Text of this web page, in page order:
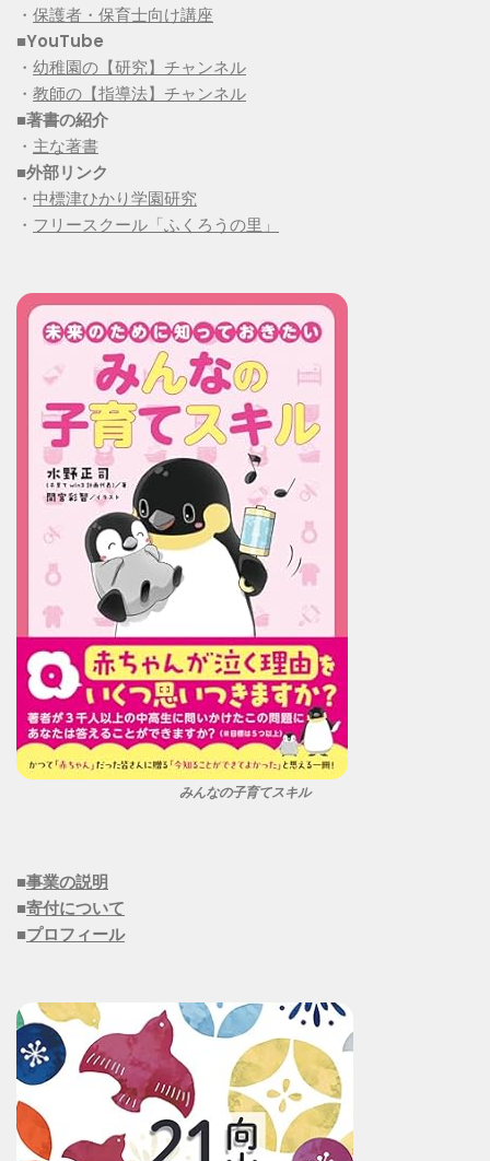
・ 保護者・保育士向け講座
■YouTube
・ 幼稚園の【研究】チャンネル
・ 教師の【指導法】チャンネル
■著書の紹介
・ 主な著書
■外部リンク
・ 中標津ひかり学園研究
・ フリースクール「ふくろうの里」
みんなの子育てスキル
■事業の説明
■寄付について
■プロフィール